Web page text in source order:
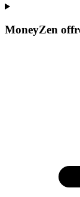
MoneyZen